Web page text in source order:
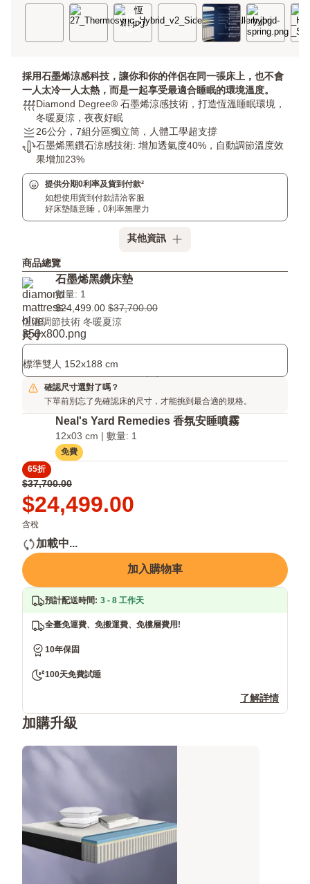
採用石墨烯涼感科技，讓你和你的伴侶在同一張床上，也不會
一人太冷一人太熱，而是一起享受最適合睡眠的環境溫度。
透
性:
Diamond
Degree®
石
墨
涼
術，
打
造
恆
溫
睡
眠
境，
暖
好
眠
Diamond Degree® 石墨烯涼感技術，打造恆溫睡眠環境，
冬暖夏涼，夜夜好眠
釋
壓
26
公
7
區
獨
立
筒，
人
體
工
超
撐
26公分，7組分區獨立筒，人體工學超支撐
Diamond
Degree®
石
墨
涼
術:
石
墨
烯
黑
鑽
石
感
術:
度
40%，
動
調
溫
度
效
果
23%
石墨烯黑鑽石涼感技術: 增加透氣度40%，自動調節溫度效
果增加23%
提供分期0利率及貨到付款²
如想使用貨到付款請洽客服
好床墊隨意睡，0利率無壓力
其他資訊
商品總覽
石墨烯黑鑽床墊
數量: 1
$24,499.00 $37,700.00
恆溫調節技術 冬暖夏涼
尺寸
標準雙人 152x188 cm
確認尺寸選對了嗎？
下單前別忘了先確認床的尺寸，才能挑到最合適的規格。
Neal's Yard Remedies 香氛安睡噴霧
12x03 cm | 數量: 1
免費
65折
原
價
$37,700.00
$37,700.00
Price
$24,499.00
$24,499.00
含稅
加載中...
加入購物車
預計配送時間: 3 - 8 工作天
全臺免運費、免搬運費、免樓層費用!
10年保固
100天免費試睡
了解詳情
加購升級